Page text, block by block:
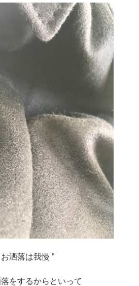
お洒落は我慢 ”
をするからといって